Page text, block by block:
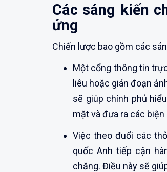
Các sáng kiến
ứng
Chiến lược bao gồm các
Một cổng thông tin
liêu hoặc gián đoạn
sẽ giúp chính phủ
mặt và đưa ra các
Việc theo đuổi các
quốc Anh tiếp cận
chăng. Điều này sẽ